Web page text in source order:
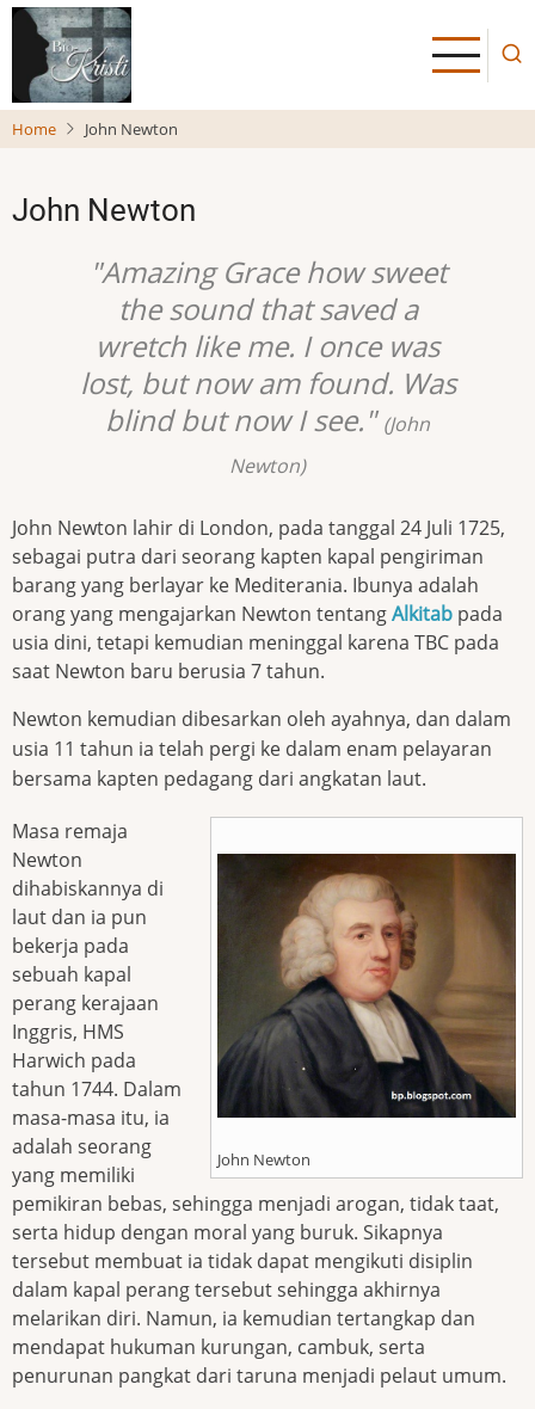
Skip
main
content
Home John Newton
John Newton
"Amazing Grace how sweet
the sound that saved a
wretch like me. I once was
lost, but now am found. Was
blind but now I see." (John
Newton)
John Newton lahir di London, pada tanggal 24 Juli 1725,
sebagai putra dari seorang kapten kapal pengiriman
barang yang berlayar ke Mediterania. Ibunya adalah
orang yang mengajarkan Newton tentangAlkitab pada
usia dini, tetapi kemudian meninggal karena TBC pada
saat Newton baru berusia 7 tahun.
Newton kemudian dibesarkan oleh ayahnya, dan dalam
usia 11 tahun ia telah pergi ke dalam enam pelayaran
bersama kapten pedagang dari angkatan laut.
John Newton
Masa remaja
Newton
dihabiskannya di
laut dan ia pun
bekerja pada
sebuah kapal
perang kerajaan
Inggris, HMS
Harwich pada
tahun 1744. Dalam
masa-masa itu, ia
adalah seorang
yang memiliki
pemikiran bebas, sehingga menjadi arogan, tidak taat,
serta hidup dengan moral yang buruk. Sikapnya
tersebut membuat ia tidak dapat mengikuti disiplin
dalam kapal perang tersebut sehingga akhirnya
melarikan diri. Namun, ia kemudian tertangkap dan
mendapat hukuman kurungan, cambuk, serta
penurunan pangkat dari taruna menjadi pelaut umum.